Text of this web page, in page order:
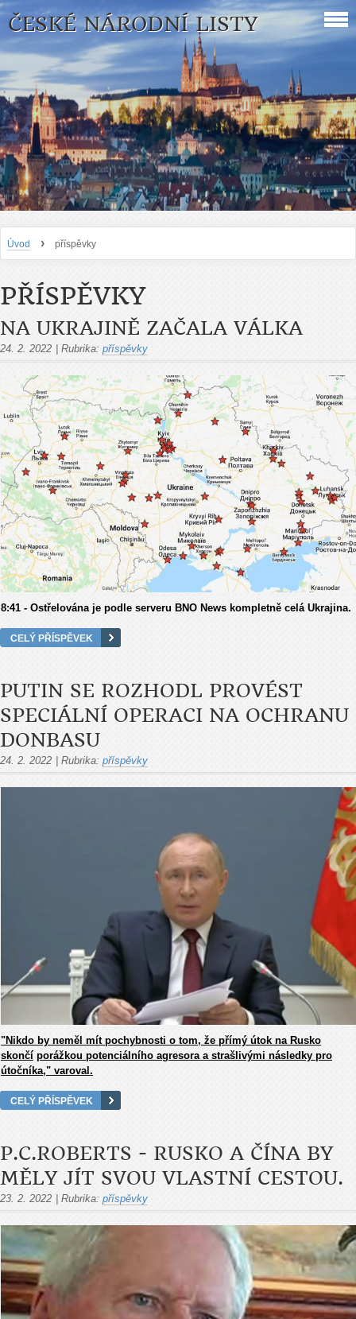
ČESKÉ NÁRODNÍ LISTY
Úvod › příspěvky
PŘÍSPĚVKY
NA UKRAJINĚ ZAČALA VÁLKA
24. 2. 2022 Rubrika: příspěvky
8:41 - Ostřelována je podle serveru BNO News kompletně celá Ukrajina.
CELÝ PŘÍSPĚVEK
PUTIN SE ROZHODL PROVÉST
SPECIÁLNÍ OPERACI NA OCHRANU
DONBASU
24. 2. 2022 Rubrika: příspěvky
"Nikdo by neměl mít pochybnosti o tom, že přímý útok na Rusko
skončí porážkou potenciálního agresora a strašlivými následky pro
útočníka," varoval.
CELÝ PŘÍSPĚVEK
P.C.ROBERTS - RUSKO A ČÍNA BY
MĚLY JÍT SVOU VLASTNÍ CESTOU.
23. 2. 2022 Rubrika: příspěvky